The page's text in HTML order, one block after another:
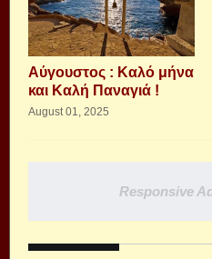
Αύγουστος : Καλό μήνα
και Καλή Παναγιά !
August 01, 2025
Responsive